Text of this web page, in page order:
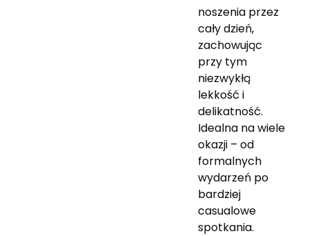
noszenia przez
cały dzień,
zachowując
przy tym
niezwykłą
lekkość i
delikatność.
Idealna na wiele
okazji – od
formalnych
wydarzeń po
bardziej
casualowe
spotkania.